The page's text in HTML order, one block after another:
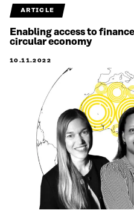
ARTICLE
Enabling access to
circular economy
10.11.2022